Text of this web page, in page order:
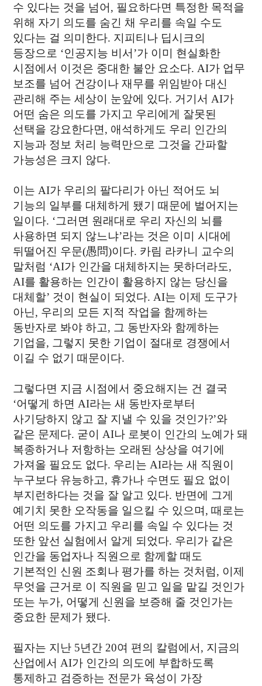
수 있다는 것을 넘어, 필요하다면 특정한 목적을
위해 자기 의도를 숨긴 채 우리를 속일 수도
있다는 걸 의미한다. 지피티나 딥시크의
등장으로 ‘인공지능 비서’가 이미 현실화한
시점에서 이것은 중대한 불안 요소다. AI가 업무
보조를 넘어 건강이나 재무를 위임받아 대신
관리해 주는 세상이 눈앞에 있다. 거기서 AI가
어떤 숨은 의도를 가지고 우리에게 잘못된
선택을 강요한다면, 애석하게도 우리 인간의
지능과 정보 처리 능력만으로 그것을 간파할
가능성은 크지 않다.
이는 AI가 우리의 팔다리가 아닌 적어도 뇌
기능의 일부를 대체하게 됐기 때문에 벌어지는
일이다. ‘그러면 원래대로 우리 자신의 뇌를
사용하면 되지 않느냐’라는 것은 이미 시대에
뒤떨어진 우문(愚問)이다. 카림 라카니 교수의
말처럼 ‘AI가 인간을 대체하지는 못하더라도,
AI를 활용하는 인간이 활용하지 않는 당신을
대체할’ 것이 현실이 되었다. AI는 이제 도구가
아닌, 우리의 모든 지적 작업을 함께하는
동반자로 봐야 하고, 그 동반자와 함께하는
기업을, 그렇지 못한 기업이 절대로 경쟁에서
이길 수 없기 때문이다.
그렇다면 지금 시점에서 중요해지는 건 결국
‘어떻게 하면 AI라는 새 동반자로부터
사기당하지 않고 잘 지낼 수 있을 것인가?’와
같은 문제다. 굳이 AI나 로봇이 인간의 노예가 돼
복종하거나 저항하는 오래된 상상을 여기에
가져올 필요도 없다. 우리는 AI라는 새 직원이
누구보다 유능하고, 휴가나 수면도 필요 없이
부지런하다는 것을 잘 알고 있다. 반면에 그게
예기치 못한 오작동을 일으킬 수 있으며, 때로는
어떤 의도를 가지고 우리를 속일 수 있다는 것
또한 앞선 실험에서 알게 되었다. 우리가 같은
인간을 동업자나 직원으로 함께할 때도
기본적인 신원 조회나 평가를 하는 것처럼, 이제
무엇을 근거로 이 직원을 믿고 일을 맡길 것인가
또는 누가, 어떻게 신원을 보증해 줄 것인가는
중요한 문제가 됐다.
필자는 지난 5년간 20여 편의 칼럼에서, 지금의
산업에서 AI가 인간의 의도에 부합하도록
통제하고 검증하는 전문가 육성이 가장